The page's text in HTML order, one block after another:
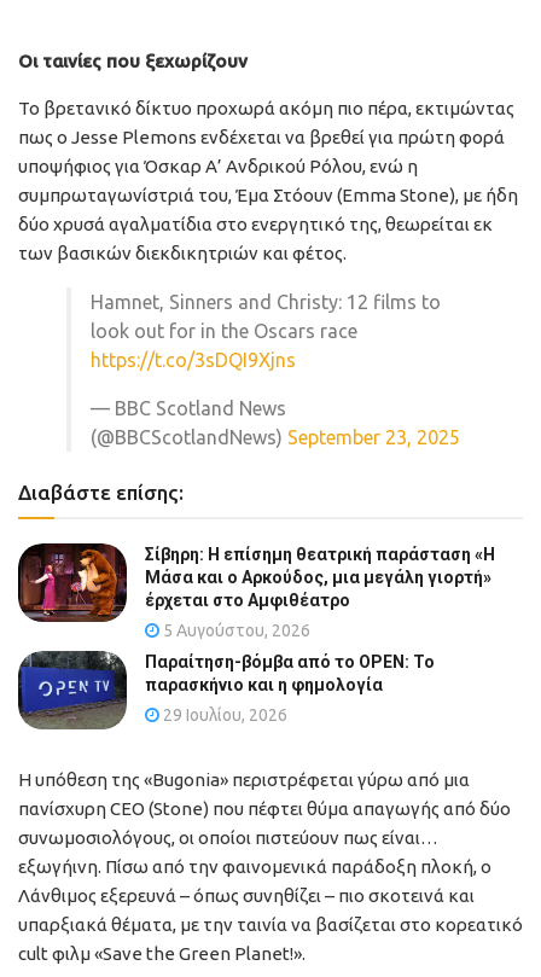
Οι ταινίες που ξεχωρίζουν
Το βρετανικό δίκτυο προχωρά ακόμη πιο πέρα, εκτιμώντας
πως ο Jesse Plemons ενδέχεται να βρεθεί για πρώτη φορά
υποψήφιος για Όσκαρ Α’ Ανδρικού Ρόλου, ενώ η
συμπρωταγωνίστριά του, Έμα Στόουν (Emma Stone), με ήδη
δύο χρυσά αγαλματίδια στο ενεργητικό της, θεωρείται εκ
των βασικών διεκδικητριών και φέτος.
Hamnet, Sinners and Christy: 12 films to
look out for in the Oscars race
https://t.co/3sDQI9Xjns
— BBC Scotland News
(@BBCScotlandNews) September 23, 2025
Διαβάστε επίσης:
Σίβηρη: Η επίσημη θεατρική παράσταση «Η
Μάσα και ο Αρκούδος, μια μεγάλη γιορτή»
έρχεται στο Αμφιθέατρο
5 Αυγούστου, 2026
Παραίτηση-βόμβα από το OPEN: Το
παρασκήνιο και η φημολογία
29 Ιουλίου, 2026
Η υπόθεση της «Bugonia» περιστρέφεται γύρω από μια
πανίσχυρη CEO (Stone) που πέφτει θύμα απαγωγής από δύο
συνωμοσιολόγους, οι οποίοι πιστεύουν πως είναι…
εξωγήινη. Πίσω από την φαινομενικά παράδοξη πλοκή, ο
Λάνθιμος εξερευνά – όπως συνηθίζει – πιο σκοτεινά και
υπαρξιακά θέματα, με την ταινία να βασίζεται στο κορεατικό
cult φιλμ «Save the Green Planet!».